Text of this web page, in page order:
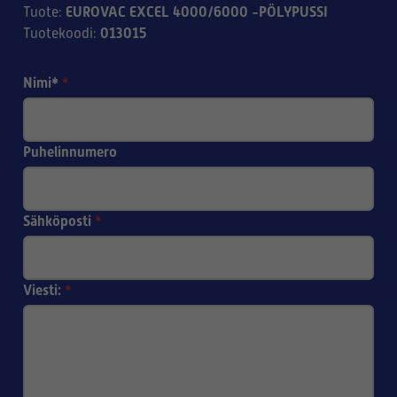
Tuote: EUROVAC EXCEL 4000/6000 -PÖLYPUSSI
Tuotekoodi: 013015
Nimi* *
Puhelinnumero
Sähköposti *
Viesti: *